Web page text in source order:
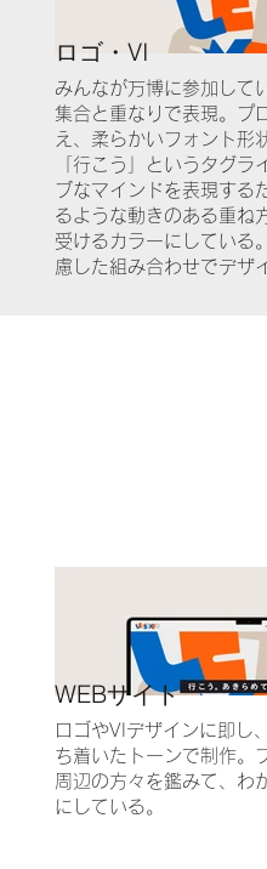
ロゴ・VI
みんなが万博に参加して
集合と重なりで表現。プ
え、柔らかいフォント形
「行こう」というタグラ
ブなマインドを表現する
るような動きのある重ね
受けるカラーにしている
慮した組み合わせでデザ
WEBサイト
ロゴやVIデザインに即し
ち着いたトーンで制作。
周辺の方々を鑑みて、わ
にしている。